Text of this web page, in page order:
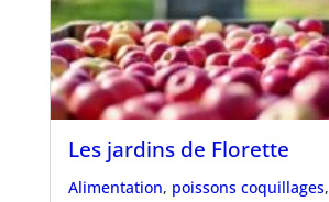
Les jardins de Florette
Alimentation, poissons coquillages,